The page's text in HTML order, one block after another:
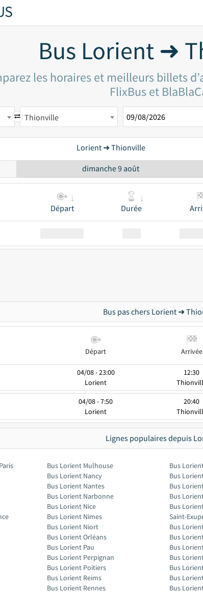
Bus Lorient ➜
les horaires et meilleurs billets
FlixBus et
Thionville
Lorient ➜ Thionville
dimanche 9 août
Départ Durée
Bus pas chers Lorient ➜
Départ Arrivée
04/08 - 23:00
Lorient
12:30
04/08 - 7:50
Lorient
20:40
Lignes populaires depuis
Bus Lorient Mulhouse
Bus Lorient Nancy
Bus Lorient Nantes
Bus Lorient Narbonne
Bus Lorient Nice
Bus Lorient Nimes
Bus Lorient Niort
Bus Lorient Orléans
Bus Lorient Pau
Bus Lorient Perpignan
Bus Lorient Poitiers
Bus Lorient Reims
Bus Lorient Rennes
Bus
Bus
Bus
Bus
Bus
Saint-
Bus
Bus
Bus
Bus
Bus
Bus
Bus